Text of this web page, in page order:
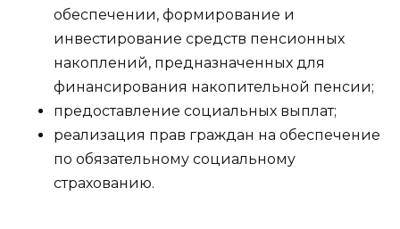
обеспечении, формирование и
инвестирование средств пенсионных
накоплений, предназначенных для
финансирования накопительной пенсии;
предоставление социальных выплат;
реализация прав граждан на обеспечение
по обязательному социальному
страхованию.